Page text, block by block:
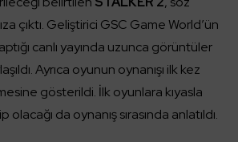
çıktı. Geliştirici GSC Game World’ün
canlı yayında uzunca görüntüler
Ayrıca oyunun oynanışı ilk kez
gösterildi. İlk oyunlara kıyasla
olacağı da oynanış sırasında anlatıldı.